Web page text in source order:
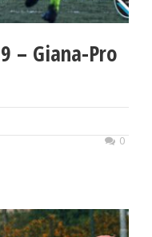
– Giana-Pro
0